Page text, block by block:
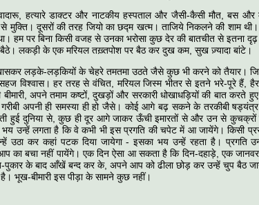
दवादारू, हत्यारे डाक्टर और नाटकीय हस्पताल और जैसी-कैसी मौत, बस
से मुक्ति। दूसरों की तरह जियो का छद्म खत्म। ताजिये निकलने की शाम
हम पर बिना किसी वजह से उनका भरोसा कुछ देर की बातचीत से इतना
बैठे। लकड़ी के एक मरियल तख़्तपोश पर बैठ कर दुख कम, सुख ज़्यादा बांटे।
ख़ासकर लड़के-लड़कियों के चेहरे तमतमा उठते जैसे कुछ भी करने को तैयार।
विश्वास। हर तरह से वंचित, मरियल जिस्म भीतर से इतने भरे-पूरे हैं,
अपने तमाम कष्टों, दुखड़ों और सरकारी धोखाधड़ियों की बात करते
अपनी ही समस्या ही हो जैसे। कोई आगे बढ़ सकने के तरकीबी षड्यंत्र
हुई दुनिया से, कुछ ही दूर आगे जाकर ऊँची इमारतों से और उन से
उन्हें लगता है कि वे कभी भी इस प्रगति की चपेट में आ जायेंगे। किसी
उठा कर कहां पटक दिया जायेगा - इसका भय उन्हें रहता है। प्रगति
का बचा नहीं पायेंगे। एक दिन ऐसा आ सकता है कि दिन-दहाड़े, एक
पुकार के बाद आँखें बन्द कर के, अपने आप को ढीला छोड़ कर उन्हें चुप बैठ
है। भूख-बीमारी इस पीड़ा के सामने कुछ नहीं।